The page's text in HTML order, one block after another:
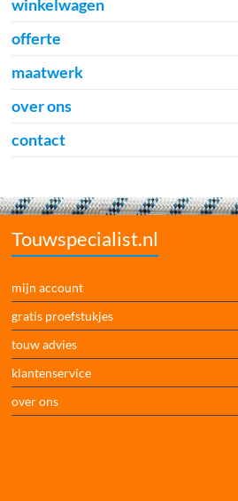
winkelwagen
offerte
maatwerk
over ons
contact
Touwspecialist.nl
mijn account
gratis proefstukjes
touw advies
klantenservice
over ons